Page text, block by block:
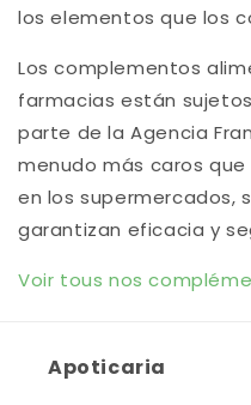
los elementos que los
Los complementos
farmacias están
parte de la Agencia
menudo más caros
en los supermercados,
garantizan eficacia y
Voir tous nos
Apoticaria